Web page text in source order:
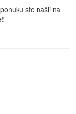
ste našli na